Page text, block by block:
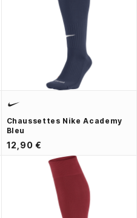
Chaussettes Nike Academy
Bleu
12,90 €